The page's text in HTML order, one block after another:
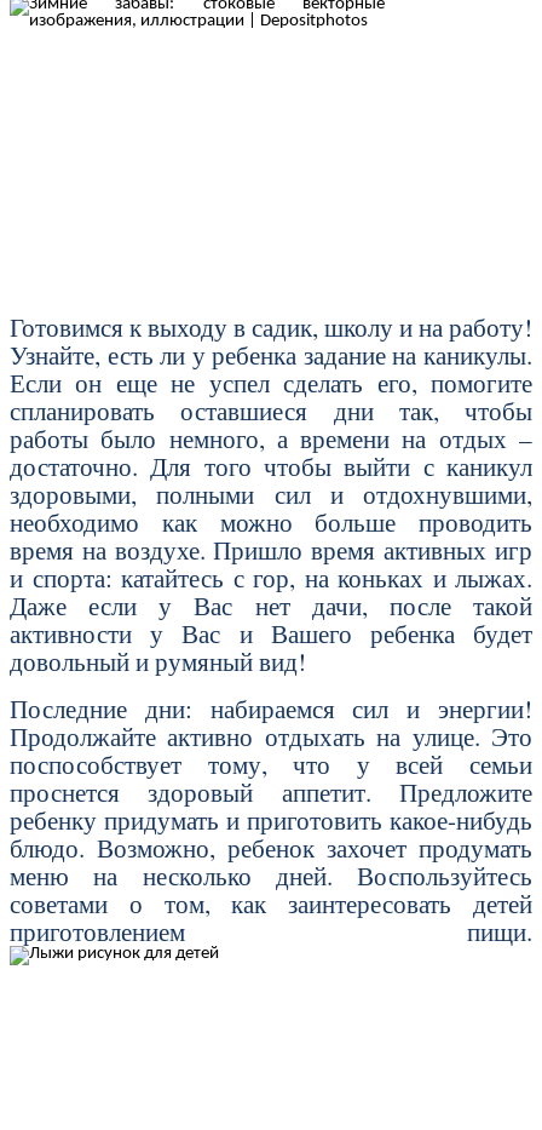
Готовимся к выходу в садик, школу и на работу!
Узнайте, есть ли у ребенка задание на каникулы.
Если он еще не успел сделать его, помогите
спланировать оставшиеся дни так, чтобы
работы было немного, а времени на отдых –
достаточно. Для того чтобы выйти с каникул
здоровыми, полными сил и отдохнувшими,
необходимо как можно больше проводить
время на воздухе. Пришло время активных игр
и спорта: катайтесь с гор, на коньках и лыжах.
Даже если у Вас нет дачи, после такой
активности у Вас и Вашего ребенка будет
довольный и румяный вид!
Последние дни: набираемся сил и энергии!
Продолжайте активно отдыхать на улице. Это
поспособствует тому, что у всей семьи
проснется здоровый аппетит. Предложите
ребенку придумать и приготовить какое-нибудь
блюдо. Возможно, ребенок захочет продумать
меню на несколько дней. Воспользуйтесь
советами о том, как заинтересовать детей
приготовлением пищи.